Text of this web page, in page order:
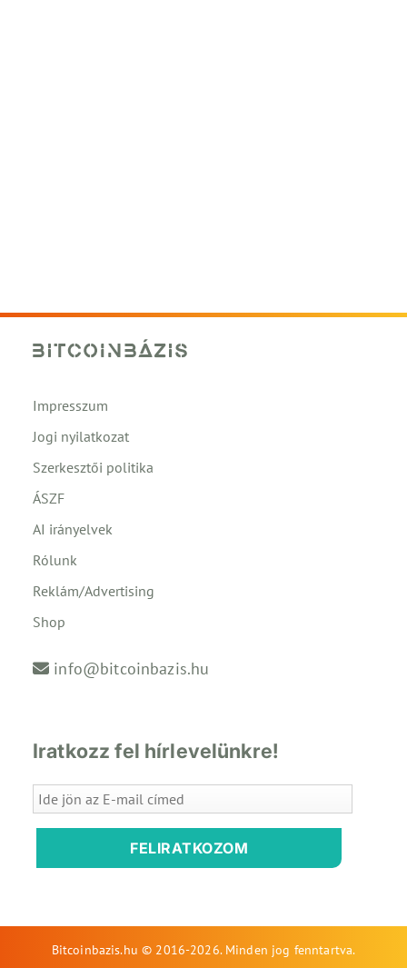
Impresszum
Jogi nyilatkozat
Szerkesztői politika
ÁSZF
AI irányelvek
Rólunk
Reklám/Advertising
Shop
info@bitcoinbazis.hu
Iratkozz fel hírlevelünkre!
FELIRATKOZOM
Bitcoinbazis.hu © 2016-2026. Minden jog fenntartva.